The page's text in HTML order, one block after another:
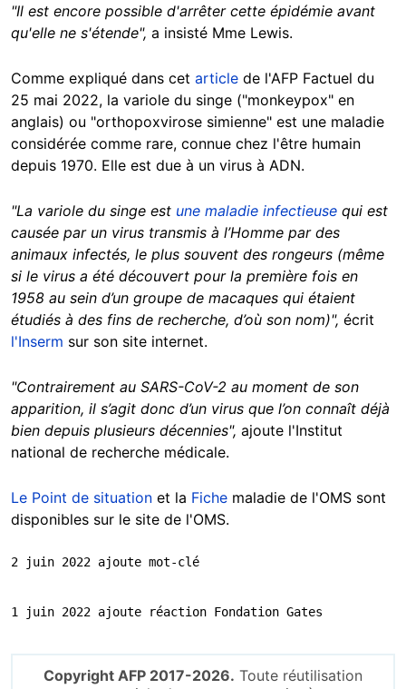
"Il est encore possible d'arrêter cette épidémie avant
qu'elle ne s'étende", a insisté Mme Lewis.
Comme expliqué dans cet article de l'AFP Factuel du
25 mai 2022, la variole du singe ("monkeypox" en
anglais) ou "orthopoxvirose simienne" est une maladie
considérée comme rare, connue chez l'être humain
depuis 1970. Elle est due à un virus à ADN.
"La variole du singe est une maladie infectieuse qui est
causée par un virus transmis à l’Homme par des
animaux infectés, le plus souvent des rongeurs (même
si le virus a été découvert pour la première fois en
1958 au sein d’un groupe de macaques qui étaient
étudiés à des fins de recherche, d’où son nom)", écrit
l'Inserm sur son site internet.
"Contrairement au SARS-CoV-2 au moment de son
apparition, il s’agit donc d’un virus que l’on connaît déjà
bien depuis plusieurs décennies", ajoute l'Institut
national de recherche médicale.
Le Point de situation et la Fiche maladie de l'OMS sont
disponibles sur le site de l'OMS.
2 juin 2022 ajoute mot-clé
1 juin 2022 ajoute réaction Fondation Gates
Copyright AFP 2017-2026. Toute réutilisation